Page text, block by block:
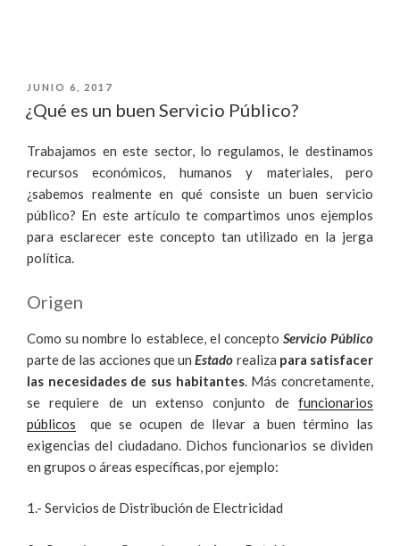
PÚBLICO»
PUBLICADO
EL
JUNIO 6, 2017
¿Qué es un buen Servicio Público?
Trabajamos en este sector, lo regulamos, le destinamos
recursos económicos, humanos y materiales, pero
¿sabemos realmente en qué consiste un buen servicio
público? En este artículo te compartimos unos ejemplos
para esclarecer este concepto tan utilizado en la jerga
política.
Origen
Como su nombre lo establece, el concepto Servicio Público
parte de las acciones que unEstado realiza para satisfacer
las necesidades de sus habitantes. Más concretamente,
se requiere de un extenso conjunto de funcionarios
públicos que se ocupen de llevar a buen término las
exigencias del ciudadano. Dichos funcionarios se dividen
en grupos o áreas específicas, por ejemplo:
1.- Servicios de Distribución de Electricidad